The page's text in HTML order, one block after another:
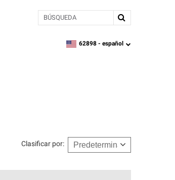
BÚSQUEDA
zipcode,language
62898 - español
Clasificar por: